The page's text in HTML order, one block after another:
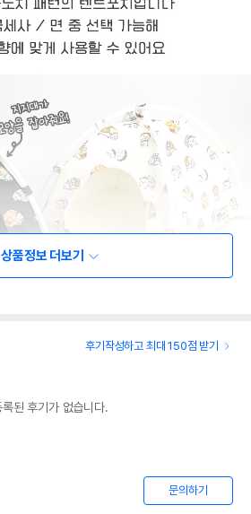
상품정보 더보기
후기작성하고 최대 150점 받기
록된 후기가 없습니다.
문의하기